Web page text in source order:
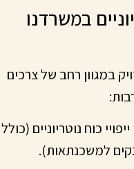
במשרדנו
במגוון רחב של צרכים
כוח נוטריוניים (כולל
למשכנתאות).